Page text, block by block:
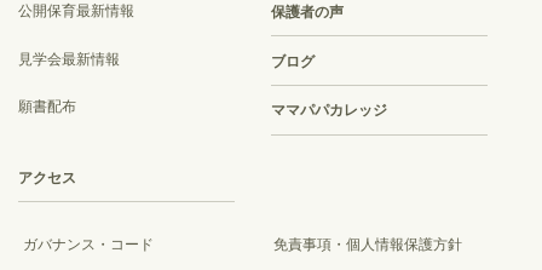
公開保育最新情報
見学会最新情報
願書配布
保護者の声
ブログ
ママパパカレッジ
アクセス
ガバナンス・コード 免責事項・個人情報保護方針